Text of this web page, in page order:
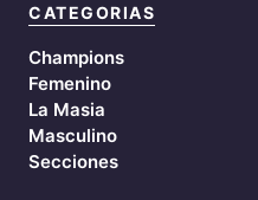
CATEGORIAS
Champions
Femenino
La Masia
Masculino
Secciones